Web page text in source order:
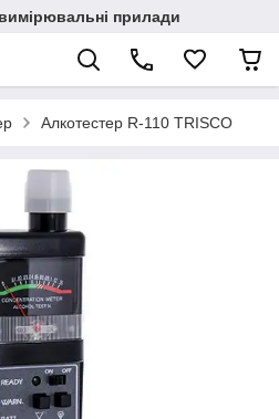
прилади
Алкотестер R-110 TRISCO